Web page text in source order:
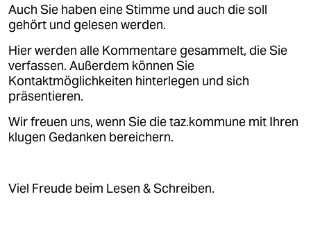
Auch Sie haben eine Stimme und auch die soll
gehört und gelesen werden.
Hier werden alle Kommentare gesammelt, die Sie
verfassen. Außerdem können Sie
Kontaktmöglichkeiten hinterlegen und sich
präsentieren.
Wir freuen uns, wenn Sie die taz.kommune mit Ihren
klugen Gedanken bereichern.
Viel Freude beim Lesen & Schreiben.